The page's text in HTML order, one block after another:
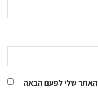
שלי לפעם הבאה